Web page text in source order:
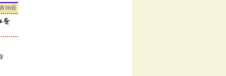
30日
を